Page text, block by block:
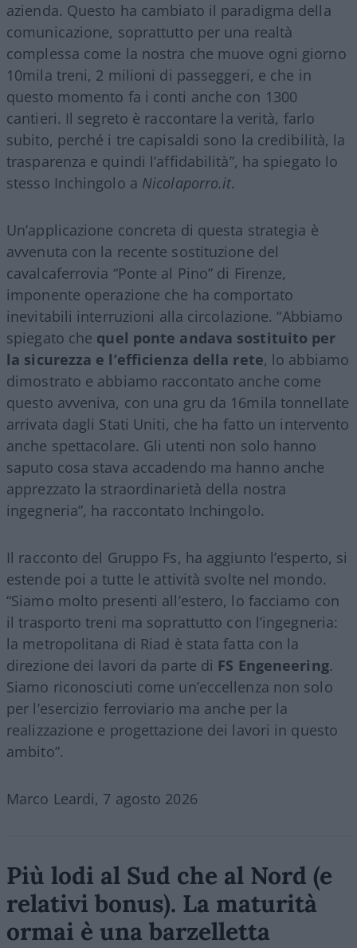
azienda. Questo ha cambiato il paradigma della
comunicazione, soprattutto per una realtà
complessa come la nostra che muove ogni giorno
10mila treni, 2 milioni di passeggeri, e che in
questo momento fa i conti anche con 1300
cantieri. Il segreto è raccontare la verità, farlo
subito, perché i tre capisaldi sono la credibilità, la
trasparenza e quindi l’affidabilità”, ha spiegato lo
stesso Inchingolo a Nicolaporro.it.
Un’applicazione concreta di questa strategia è
avvenuta con la recente sostituzione del
cavalcaferrovia “Ponte al Pino” di Firenze,
imponente operazione che ha comportato
inevitabili interruzioni alla circolazione. “Abbiamo
spiegato che quel ponte andava sostituito per
la sicurezza e l’efficienza della rete, lo abbiamo
dimostrato e abbiamo raccontato anche come
questo avveniva, con una gru da 16mila tonnellate
arrivata dagli Stati Uniti, che ha fatto un intervento
anche spettacolare. Gli utenti non solo hanno
saputo cosa stava accadendo ma hanno anche
apprezzato la straordinarietà della nostra
ingegneria”, ha raccontato Inchingolo.
Il racconto del Gruppo Fs, ha aggiunto l’esperto, si
estende poi a tutte le attività svolte nel mondo.
“Siamo molto presenti all’estero, lo facciamo con
il trasporto treni ma soprattutto con l’ingegneria:
la metropolitana di Riad è stata fatta con la
direzione dei lavori da parte di FS Engeneering.
Siamo riconosciuti come un’eccellenza non solo
per l’esercizio ferroviario ma anche per la
realizzazione e progettazione dei lavori in questo
ambito”.
Marco Leardi, 7 agosto 2026
Più lodi al Sud che al Nord (e
relativi bonus). La maturità
ormai è una barzelletta